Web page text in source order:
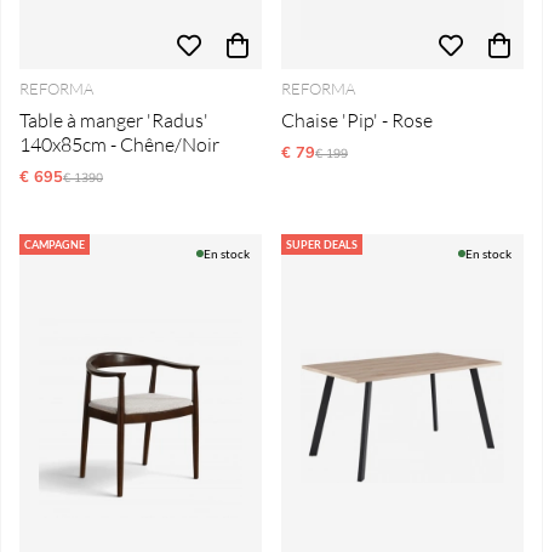
REFORMA
Table à manger 'Radus'
140x85cm - Chêne/Noir
€ 695Prix régulier:
€ 1390
REFORMA
Chaise 'Pip' - Rose
€ 79Prix régulier:
€ 199
CAMPAGNE
En stock
SUPER DEALS
En stock